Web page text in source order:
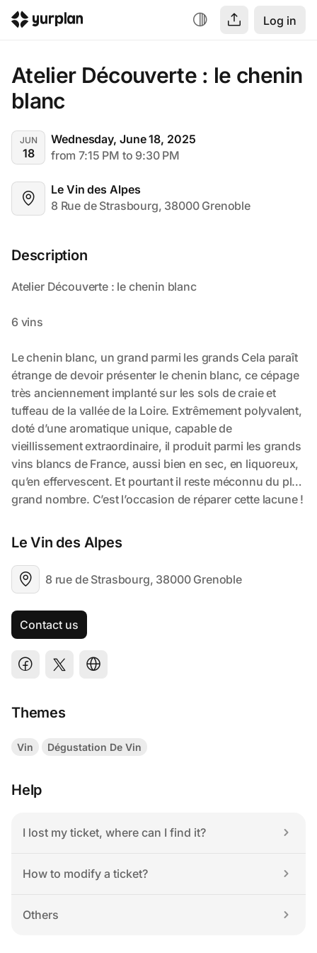
Log in
Atelier Découverte : le chenin
blanc
JUN
18
Wednesday, June 18, 2025
from 7:15 PM to 9:30 PM
Le Vin des Alpes
8 Rue de Strasbourg, 38000 Grenoble
Description
Le Vin des Alpes
8 rue de Strasbourg, 38000 Grenoble
Contact us
Themes
Vin Dégustation De Vin
Help
I lost my ticket, where can I find it?
How to modify a ticket?
Others